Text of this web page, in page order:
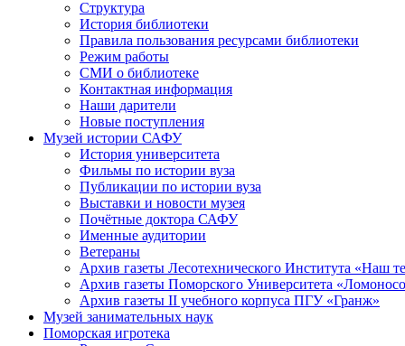
Структура
История библиотеки
Правила пользования ресурсами библиотеки
Режим работы
СМИ о библиотеке
Контактная информация
Наши дарители
Новые поступления
Музей истории САФУ
История университета
Фильмы по истории вуза
Публикации по истории вуза
Выставки и новости музея
Почётные доктора САФУ
Именные аудитории
Ветераны
Архив газеты Лесотехнического Института «Наш
Архив газеты Поморского Университета
Архив газеты II учебного корпуса ПГУ «Гранж»
Музей занимательных наук
Поморская игротека